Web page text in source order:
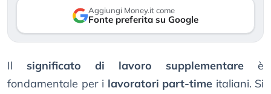
Aggiungi Money.it come
Fonte preferita su Google
Il significato di lavoro supplementare è
fondamentale per i lavoratori part-time italiani. Si